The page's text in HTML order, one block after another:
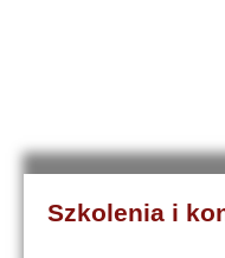
Szkolenia i